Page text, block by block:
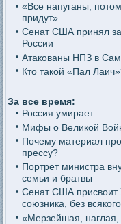
«Все напуганы,
придут»
Сенат США принял
России
Атакованы НПЗ в
Кто такой «Пал
За все время:
Россия умирает
Мифы о Великой
Почему материал про
прессу?
Портрет министра
семьи и братвы
Сенат США присвоит
союзника, без
«Мерзейшая, наглая,